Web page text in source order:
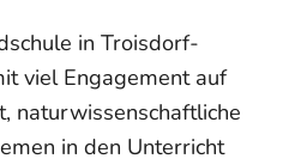
in Troisdorf-
viel Engagement auf
naturwissenschaftliche
in den Unterricht